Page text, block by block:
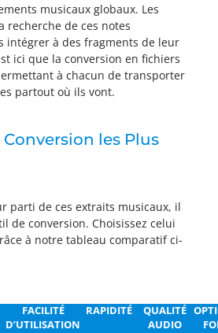
musicaux globaux. Les
recherche de ces notes
intégrer à des fragments de leur
ici que la conversion en fichiers
à chacun de transporter
partout où ils vont.
les Plus
parti de ces extraits musicaux, il
de conversion. Choisissez celui
à notre tableau comparatif ci-
FACILITÉ
D’UTILISATION
RAPIDITÉ
QUALITÉ
AUDIO